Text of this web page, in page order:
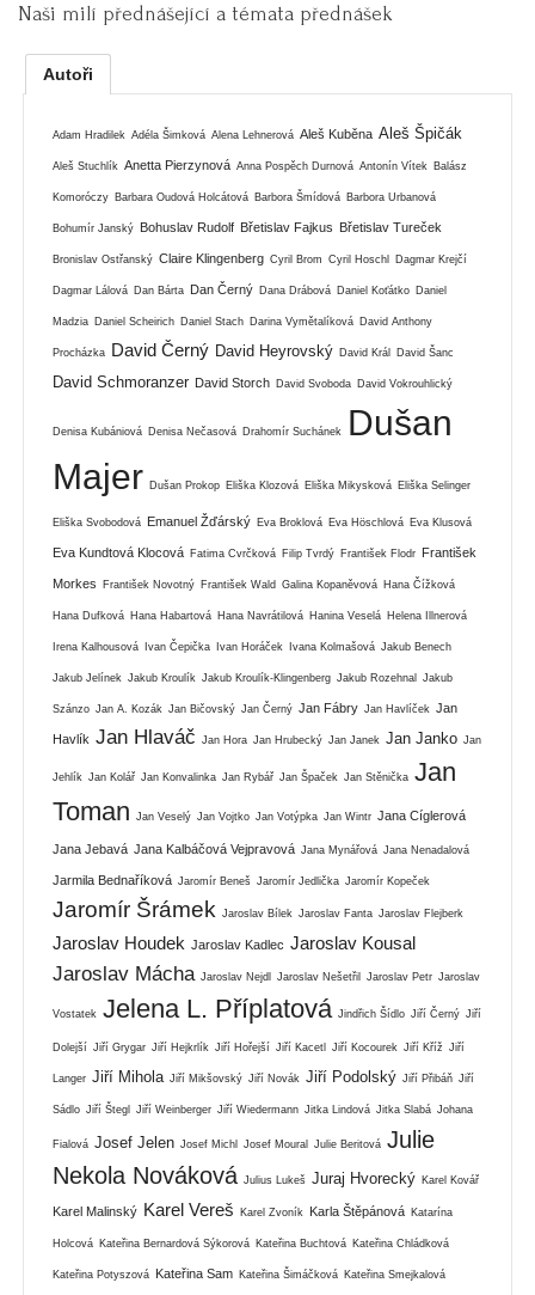
Naši milí přednášející a témata přednášek
Autoři
Adam Hradilek Adéla Šimková Alena Lehnerová Aleš Kuběna Aleš Špičák
Aleš Stuchlík Anetta Pierzynová Anna Pospěch Durnová Antonín Vítek Balász
Komoróczy Barbara Oudová Holcátová Barbora Šmídová Barbora Urbanová
Bohumír Janský Bohuslav Rudolf Břetislav Fajkus Břetislav Tureček
Bronislav Ostřanský Claire Klingenberg Cyril Brom Cyril Hoschl Dagmar Krejčí
Dagmar Lálová Dan Bárta Dan Černý Dana Drábová Daniel Koťátko Daniel
Madzia Daniel Scheirich Daniel Stach Darina Vymětalíková David Anthony
Procházka David Černý David Heyrovský David Král David Šanc
David Schmoranzer David Storch David Svoboda David Vokrouhlický
Denisa Kubániová Denisa Nečasová Drahomír Suchánek
Dušan
Majer Dušan Prokop Eliška Klozová Eliška Mikysková Eliška Selinger
Eliška Svobodová Emanuel Žďárský Eva Broklová Eva Höschlová Eva Klusová
Eva Kundtová Klocová Fatima Cvrčková Filip Tvrdý František Flodr František
Morkes František Novotný František Wald Galina Kopaněvová Hana Čížková
Hana Dufková Hana Habartová Hana Navrátilová Hanina Veselá Helena Illnerová
Irena Kalhousová Ivan Čepička Ivan Horáček Ivana Kolmašová Jakub Benech
Jakub Jelínek Jakub Kroulík Jakub Kroulík-Klingenberg Jakub Rozehnal Jakub
Szánzo Jan A. Kozák Jan Bičovský Jan Černý Jan Fábry Jan Havlíček Jan
Havlík Jan Hlaváč Jan Hora Jan Hrubecký Jan Janek Jan Janko Jan
Jehlík Jan Kolář Jan Konvalinka Jan Rybář Jan Špaček Jan Stěnička Jan
Toman
Jan Veselý Jan Vojtko Jan Votýpka Jan Wintr Jana Cíglerová
Jana Jebavá Jana Kalbáčová Vejpravová Jana Mynářová Jana Nenadalová
Jarmila Bednaříková Jaromír Beneš Jaromír Jedlička Jaromír Kopeček
Jaromír Šrámek Jaroslav Bílek Jaroslav Fanta Jaroslav Flejberk
Jaroslav Houdek Jaroslav Kadlec Jaroslav Kousal
Jaroslav Mácha Jaroslav Nejdl Jaroslav Nešetřil Jaroslav Petr Jaroslav
Vostatek Jelena L. Příplatová Jindřich Šídlo Jiří Černý Jiří
Dolejší Jiří Grygar Jiří Hejkrlík Jiří Hořejší Jiří Kacetl Jiří Kocourek Jiří Kříž Jiří
Langer Jiří Mihola Jiří Mikšovský Jiří Novák Jiří Podolský Jiří Přibáň Jiří
Sádlo Jiří Štegl Jiří Weinberger Jiří Wiedermann Jitka Lindová Jitka Slabá Johana
Fialová Josef Jelen Josef Michl Josef Moural Julie Beritová Julie
Nekola Nováková Julius Lukeš Juraj Hvorecký Karel Kovář
Karel Malinský Karel Vereš Karel Zvoník Karla Štěpánová Katarína
Holcová Kateřina Bernardová Sýkorová Kateřina Buchtová Kateřina Chládková
Kateřina Potyszová Kateřina Sam Kateřina Šimáčková Kateřina Smejkalová